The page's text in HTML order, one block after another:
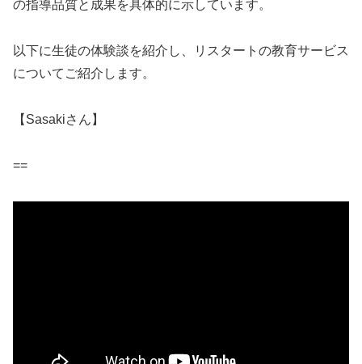
の指導品質と成果を具体的に示しています。
以下に生徒の体験談を紹介し、リスタートの教育サービス
についてご紹介します。
【Sasakiさん】
==